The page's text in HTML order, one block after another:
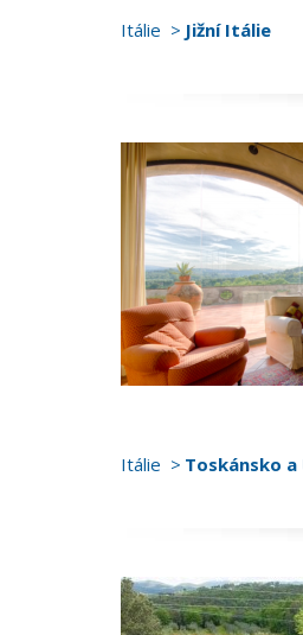
Itálie Jižní Itálie
Itálie Toskánsko